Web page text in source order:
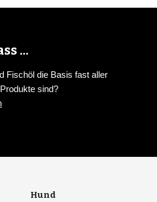
...
Fischöl die Basis fast aller
sind?
Hund